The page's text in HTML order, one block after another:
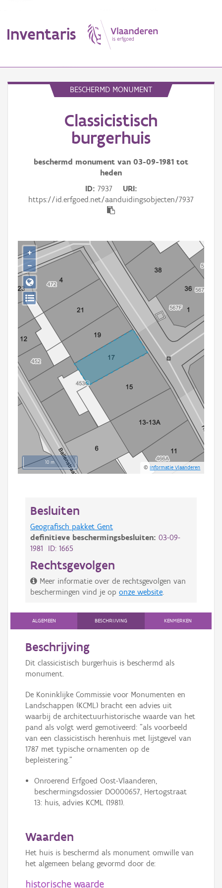
Inventaris
Waarneming
Gebeurtenis
Downloads
Hergebruik
Aanmelden
BESCHERMD MONUMENT
Classicistisch
burgerhuis
beschermd monument van 03-09-1981 tot
heden
ID 7937
URI
https://id.erfgoed.net/aanduidingsobjecten/7937
10 m
©Informatie Vlaanderen
+
−
Besluiten
Geografisch pakket Gent
definitieve beschermingsbesluiten: 03-09-
1981 ID: 1665
Rechtsgevolgen
Meer informatie over de rechtsgevolgen van
beschermingen vind je op onze website
ALGEMEEN BESCHRIJVING KENMERKEN
Beschrijving
Dit classicistisch burgerhuis is beschermd als
monument.
De Koninklijke Commissie voor Monumenten en
Landschappen (KCML) bracht een advies uit
waarbij de architectuurhistorische waarde van het
pand als volgt werd gemotiveerd: "als voorbeeld
van een classicistisch herenhuis met lijstgevel van
1787 met typische ornamenten op de
bepleistering."
Onroerend Erfgoed Oost-Vlaanderen,
beschermingsdossier DO000657, Hertogstraat
13: huis, advies KCML (1981).
Waarden
Het huis is beschermd als monument omwille van
het algemeen belang gevormd door de:
historische waarde